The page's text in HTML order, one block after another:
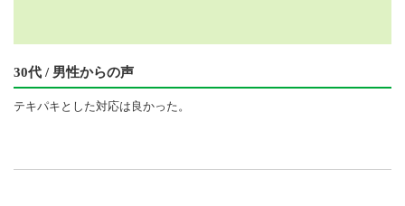
30代 / 男性からの声
テキパキとした対応は良かった。